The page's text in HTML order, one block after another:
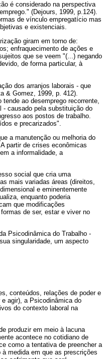
é considerado na perspectiva
(Dejours, 1999, p.124).
de vínculo empregatício mas
e existenciais.
giram em torno de:
enfraquecimento de ações e
que se veem "(...) negando
de forma particular, à
dos arranjos laborais - que
& Gomez, 1999, p. 412).
ao desemprego recorrente,
- causado pela substituição do
aos postos de trabalho.
e precarizados".
a manutenção ou melhoria do
partir de crises econômicas
a informalidade, a
social que cria uma
mais variadas áreas (direitos,
e eminentemente
enquanto poderia
que modificações
de ser, estar e viver no
Psicodinâmica do Trabalho -
singularidade, um aspecto
conteúdos, relações de poder e
agir), a Psicodinâmica do
do contexto laboral na
produzir em meio à lacuna
acontece no cotidiano de
como a tentativa de preencher a
medida em que as prescrições